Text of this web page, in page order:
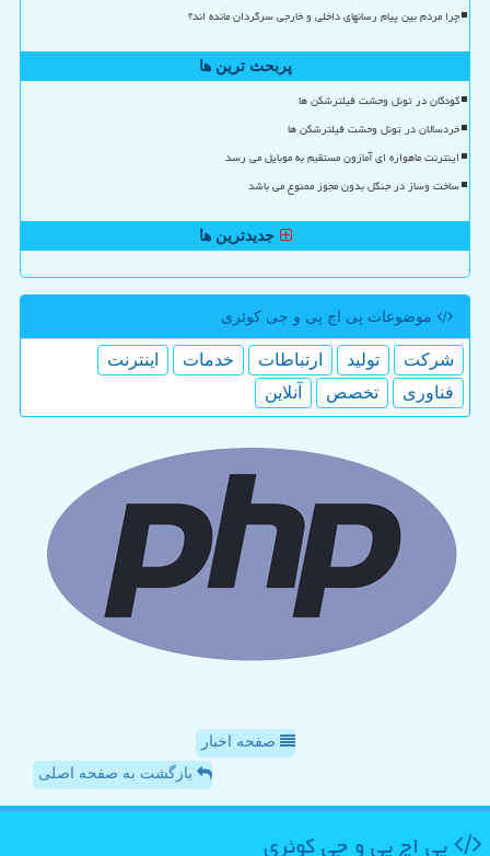
چرا مردم بین پیام رسانهای داخلی و خارجی سرگردان مانده اند؟
پربحث ترین ها
کودکان در تونل وحشت فیلترشکن ها
خردسالان در تونل وحشت فیلترشکن ها
اینترنت ماهواره ای آمازون مستقیم به موبایل می رسد
ساخت وساز در جنگل بدون مجوز ممنوع می باشد
جدیدترین ها
موضوعات پی اچ پی و جی كوئری
شركت تولید ارتباطات خدمات
اینترنت
فناوری
تخصص آنلاین
صفحه اخبار
بازگشت به صفحه اصلی
پی اچ پی و جی كوئری